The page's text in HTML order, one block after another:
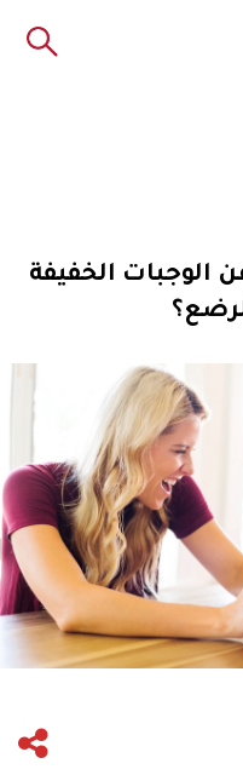
الوجبات الخفيفة